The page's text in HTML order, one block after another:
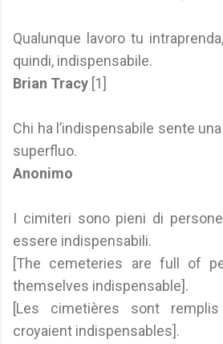
Qualunque lavoro tu
quindi, indispensabile.
Brian Tracy [1]
Chi ha l’indispensabile sente
superfluo.
Anonimo
I cimiteri sono pieni di
essere indispensabili.
[The cemeteries are full of
themselves indispensable].
[Les cimetières sont
croyaient indispensables].